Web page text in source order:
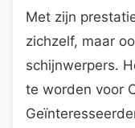
Met zijn
zichzelf, maar
schijnwerpers.
te worden voor